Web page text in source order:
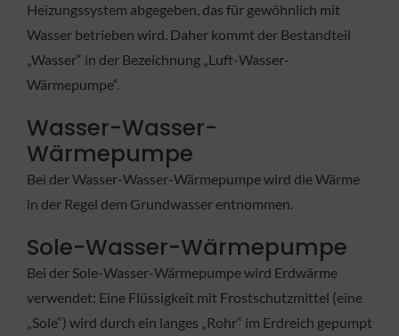
Heizungssystem abgegeben, das für gewöhnlich mit
Wasser betrieben wird. Daher kommt der Bestandteil
„Wasser“ in der Bezeichnung „Luft-Wasser-
Wärmepumpe“.
Wasser-Wasser-
Wärmepumpe
Bei der Wasser-Wasser-Wärmepumpe wird die Wärme
in der Regel dem Grundwasser entnommen.
Sole-Wasser-Wärmepumpe
Bei der Sole-Wasser-Wärmepumpe wird Erdwärme
verwendet: Eine Flüssigkeit mit Frostschutzmittel (eine
„Sole“) wird durch ein langes „Rohr“ im Erdreich gepumpt